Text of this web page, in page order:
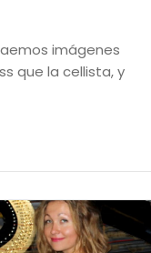
imágenes
que la cellista, y